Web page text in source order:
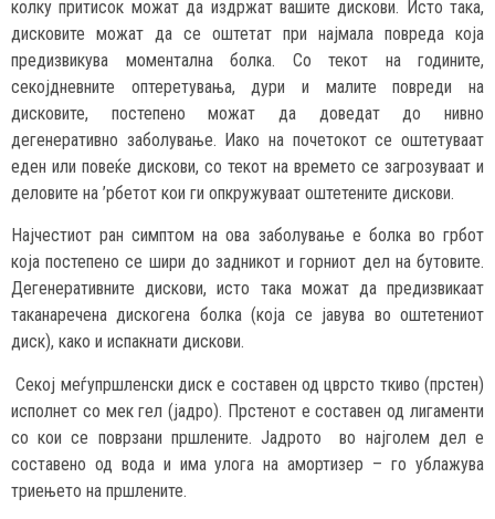
колку притисок можат да издржат вашите дискови. Исто така,
дисковите можат да се оштетат при најмала повреда која
предизвикува моментална болка. Со текот на годините,
секојдневните оптеретувања, дури и малите повреди на
дисковите, постепено можат да доведат до нивно
дегенеративно заболување. Иако на почетокот се оштетуваат
еден или повеќе дискови, со текот на времето се загрозуваат и
деловите на ’рбетот кои ги опкружуваат оштетените дискови.
Најчестиот ран симптом на ова заболување е болка во грбот
која постепено се шири до задникот и горниот дел на бутовите.
Дегенеративните дискови, исто така можат да предизвикаат
таканаречена дискогена болка (која се јавува во оштетениот
диск), како и испакнати дискови.
Секој меѓупршленски диск е составен од цврсто ткиво (прстен)
исполнет со мек гел (јадро). Прстенот е составен од лигаменти
со кои се поврзани пршлените. Јадрото во најголем дел е
составено од вода и има улога на амортизер – го ублажува
триењето на пршлените.